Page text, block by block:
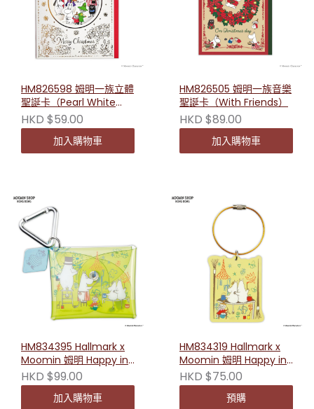
HM826598 姆明一族立體
聖誕卡（Pearl White
Christmas）
HKD $59.00
加入購物車
HM826505 姆明一族音樂
聖誕卡（With Friends）
HKD $89.00
加入購物車
HM834395 Hallmark x
Moomin 姆明 Happy in
Nature 姆明遊玩迷你小
袋子
HKD $99.00
加入購物車
HM834319 Hallmark x
Moomin 姆明 Happy in
Nature 大家一起畫畫亞
克力匙扣
HKD $75.00
預購